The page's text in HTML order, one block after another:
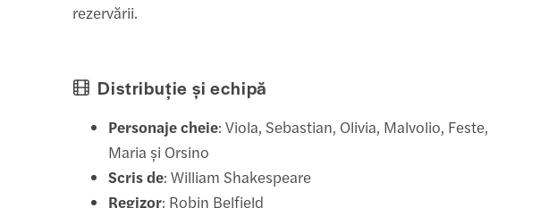
rezervării.
Distribuție și echipă
Personaje cheie: Viola, Sebastian, Olivia, Malvolio, Feste,
Maria și Orsino
Scris de: William Shakespeare
Regizor: Robin Belfield